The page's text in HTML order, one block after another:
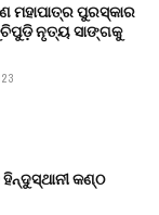
ମହାପାତ୍ର ପୁରସ୍କାର
ନୃତ୍ୟ ସାଙ୍ଗକୁ
କଣ୍ଠ